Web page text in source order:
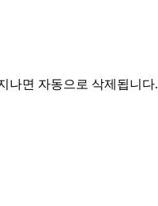
나면 자동으로 삭제됩니다.